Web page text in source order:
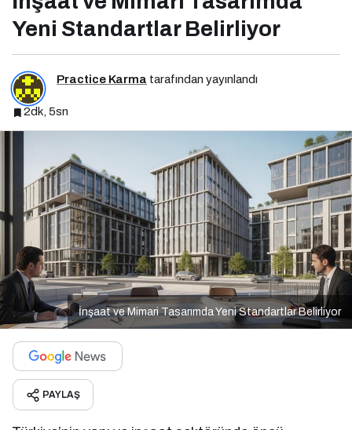
Yeni Standartlar Belirliyor
Practice Karma tarafından yayınlandı
2dk, 5sn
İnşaat ve Mimari Tasarımda Yeni Standartlar Belirliyor
PAYLAŞ